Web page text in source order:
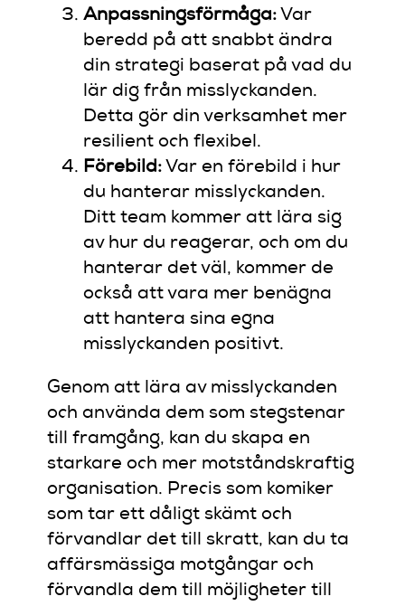
Anpassningsförmåga: Var
beredd på att snabbt ändra
din strategi baserat på vad du
lär dig från misslyckanden.
Detta gör din verksamhet mer
resilient och flexibel.
Förebild: Var en förebild i hur
du hanterar misslyckanden.
Ditt team kommer att lära sig
av hur du reagerar, och om du
hanterar det väl, kommer de
också att vara mer benägna
att hantera sina egna
misslyckanden positivt.
Genom att lära av misslyckanden
och använda dem som stegstenar
till framgång, kan du skapa en
starkare och mer motståndskraftig
organisation. Precis som komiker
som tar ett dåligt skämt och
förvandlar det till skratt, kan du ta
affärsmässiga motgångar och
förvandla dem till möjligheter till